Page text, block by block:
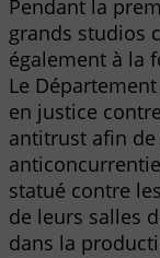
Pendant la
grands studios
également à la
Le
en justice
antitrust afin
statué contre
de leurs salles
dans la